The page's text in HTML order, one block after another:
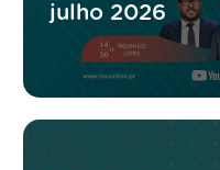
julho 2026